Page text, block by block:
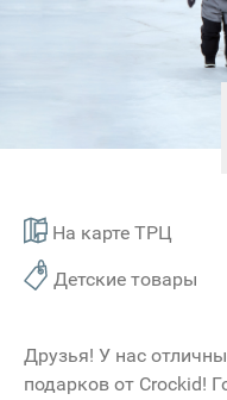
На карте ТРЦ
Детские товары
Друзья! У нас
подарков от Crockid!